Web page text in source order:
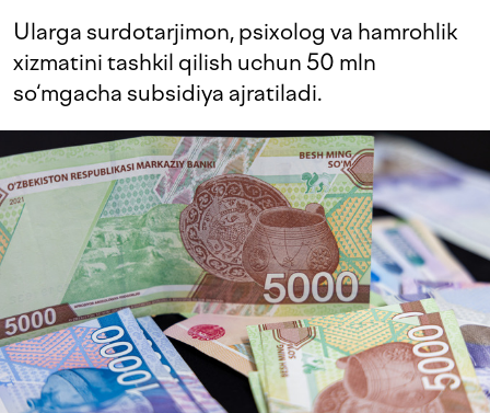
Ularga surdotarjimon, psixolog va hamrohlik
xizmatini tashkil qilish uchun 50 mln
so‘mgacha subsidiya ajratiladi.